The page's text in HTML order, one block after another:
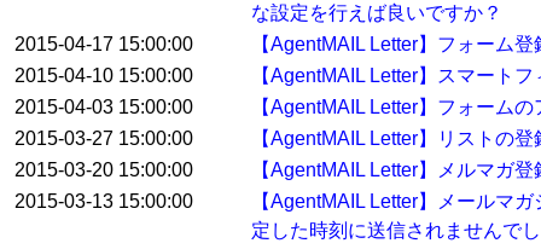
な設定を行えば良いですか？
2015-04-17 15:00:00
【AgentMAIL Letter】フォーム
2015-04-10 15:00:00
【AgentMAIL Letter】スマート
2015-04-03 15:00:00
【AgentMAIL Letter】フォーム
2015-03-27 15:00:00
【AgentMAIL Letter】リストの
2015-03-20 15:00:00
【AgentMAIL Letter】メルマガ
2015-03-13 15:00:00
【AgentMAIL Letter】メールマ
定した時刻に送信されませんで